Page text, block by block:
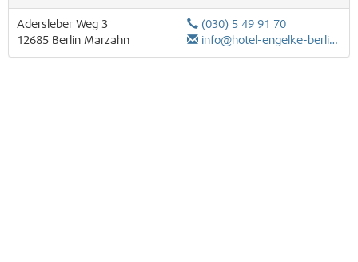
Adersleber Weg 3
12685 Berlin Marzahn
(030) 5 49 91 70
info@hotel-engelke-berlin.de